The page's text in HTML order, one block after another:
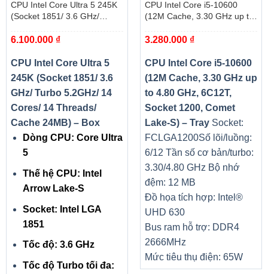
CPU Intel Core Ultra 5 245K
(Socket 1851/ 3.6 GHz/
Threads/ Cache 24MB) – Box
6.100.000 ₫
CPU Intel Core Ultra 5
245K (Socket 1851/ 3.6
GHz/ Turbo 5.2GHz/ 14
Cores/ 14 Threads/
Cache 24MB) – Box
Dòng CPU: Core Ultra
5
Thế hệ CPU: Intel
Arrow Lake-S
Socket: Intel LGA
1851
Tốc độ: 3.6 GHz
Tốc độ Turbo tối đa:
CPU Intel Core i5-10600
(12M Cache, 3.30 GHz up to
1200, Comet Lake-S) – Tray
3.280.000 ₫
CPU Intel Core i5-10600
(12M Cache, 3.30 GHz up
to 4.80 GHz, 6C12T,
Socket 1200, Comet
Lake-S) – Tray Socket:
FCLGA1200Số lõi/luồng:
6/12 Tần số cơ bản/turbo:
3.30/4.80 GHz Bộ nhớ
đệm: 12 MB
Đồ họa tích hợp: Intel®
UHD 630
Bus ram hỗ trợ: DDR4
2666MHz
Mức tiêu thụ điện: 65W